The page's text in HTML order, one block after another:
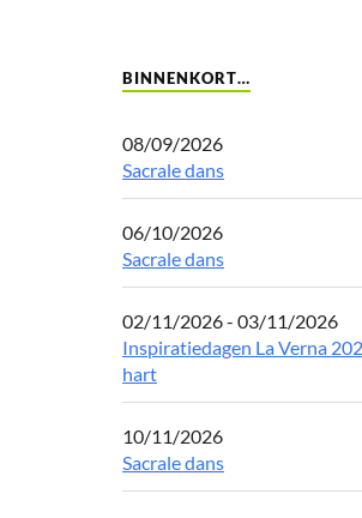
BINNENKORT…
08/09/2026
Sacrale dans
06/10/2026
Sacrale dans
02/11/2026 - 03/11/2026
Inspiratiedagen La Verna
hart
10/11/2026
Sacrale dans